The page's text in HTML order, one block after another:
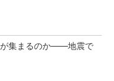
が集まるのか――地震で